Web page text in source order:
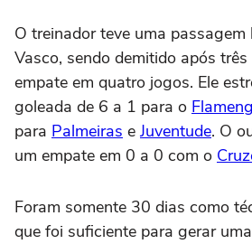
O treinador teve uma passagem
Vasco, sendo demitido após
empate em quatro jogos. Ele
goleada de 6 a 1 para o
para Palmeiras e Juventude. O
um empate em 0 a 0 com o
Foram somente 30 dias como
que foi suficiente para gerar